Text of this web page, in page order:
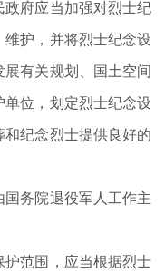
府应当加强对烈士纪
护，并将烈士纪念设
有关规划、国土空间
位，划定烈士纪念设
纪念烈士提供良好的
务院退役军人工作主
范围，应当根据烈士